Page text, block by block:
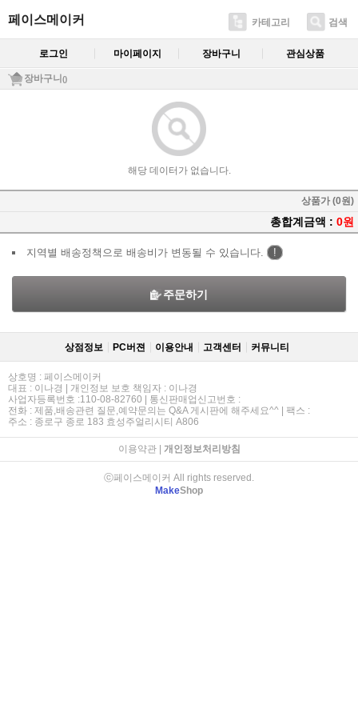
페이스메이커 카테고리 검색
로그인 마이페이지 장바구니 관심상품
장바구니()
해당 데이터가 없습니다.
상품가 (0원)
총합계금액 : 0원
지역별 배송정책으로 배송비가 변동될 수 있습니다. !
주문하기
상점정보 PC버젼 이용안내 고객센터 커뮤니티
상호명 : 페이스메이커
대표 : 이나경 | 개인정보 보호 책임자 : 이나경
사업자등록번호 :110-08-82760 | 통신판매업신고번호 :
전화 : 제품,배송관련 질문,예약문의는 Q&A 게시판에 해주세요^^ | 팩스 :
주소 : 종로구 종로 183 효성주얼리시티 A806
이용약관| 개인정보처리방침
ⓒ페이스메이커 All rights reserved.
MakeShop